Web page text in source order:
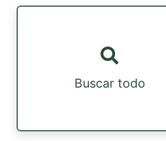
Buscar todo